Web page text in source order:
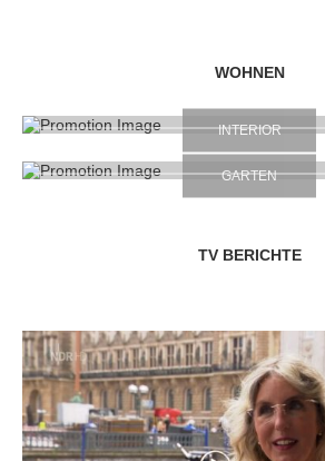
WOHNEN
INTERIOR
GARTEN
TV BERICHTE